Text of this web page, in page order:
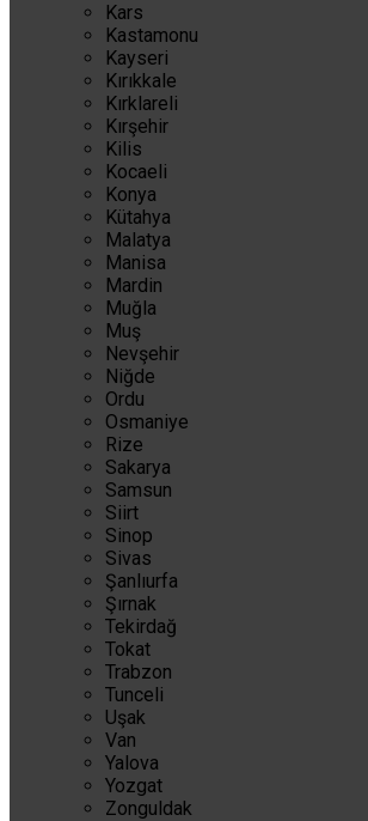
Kars
Kastamonu
Kayseri
Kırıkkale
Kırklareli
Kırşehir
Kilis
Kocaeli
Konya
Kütahya
Malatya
Manisa
Mardin
Muğla
Muş
Nevşehir
Niğde
Ordu
Osmaniye
Rize
Sakarya
Samsun
Siirt
Sinop
Sivas
Şanlıurfa
Şırnak
Tekirdağ
Tokat
Trabzon
Tunceli
Uşak
Van
Yalova
Yozgat
Zonguldak